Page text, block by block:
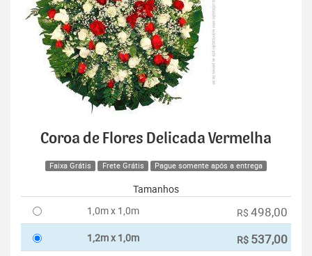
Coroa de Flores Delicada Vermelha
Faixa Grátis Frete Grátis Pague somente após a entrega
Tamanhos
1,0m x 1,0m
R$ 498,00
1,2m x 1,0m R$ 537,00